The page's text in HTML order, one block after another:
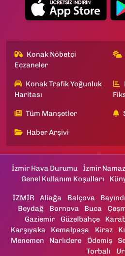
Konak Nöbetçi
Eczaneler
Konak Trafik Yoğunluk
Haritası
Tüm Manşetler
Haber Arşivi
İzmir Hava Durumu İzmir
Genel Kullanım Koşulları
İZMİR Aliağa Balçova
Beydağ
Bornova Buca
Gaziemir
Güzelbahçe
Karşıyaka
Kemalpaşa Kiraz
Menemen
Narlıdere Ödemiş
Torbalı